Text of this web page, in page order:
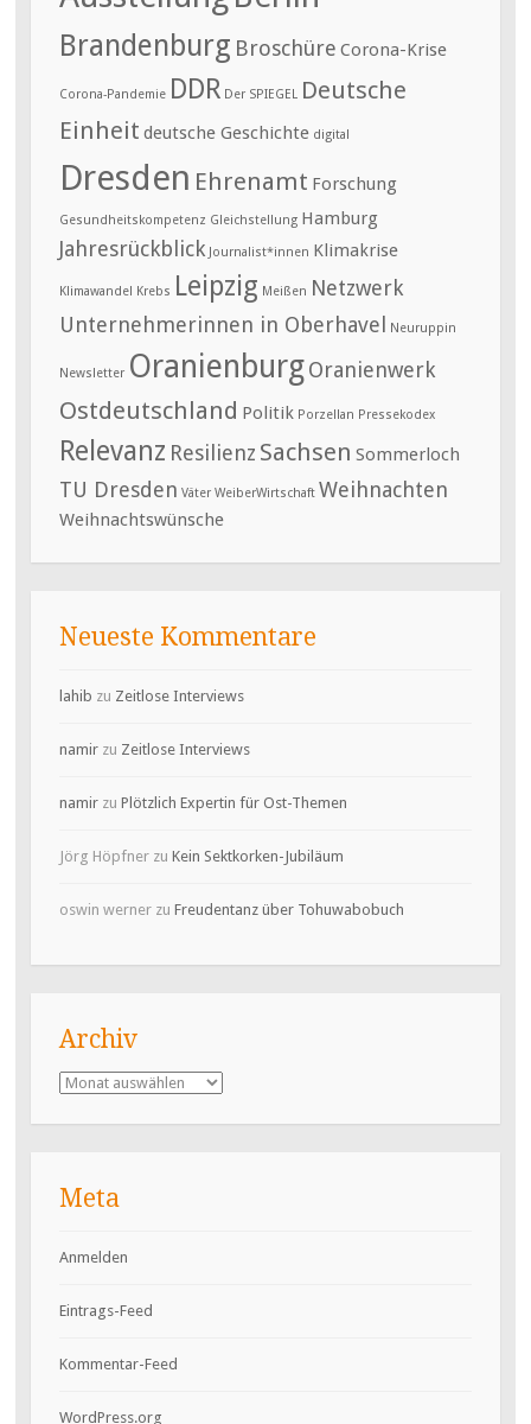
Brandenburg Broschüre Corona-Krise
Corona-Pandemie DDR Der SPIEGEL Deutsche
Einheit deutsche Geschichte digital
Dresden Ehrenamt Forschung
Gesundheitskompetenz Gleichstellung Hamburg
Jahresrückblick Journalist*innen Klimakrise
Klimawandel Krebs Leipzig Meißen Netzwerk
Unternehmerinnen in Oberhavel
Neuruppin
Newsletter OranienburgOranienwerk
Ostdeutschland Politik Porzellan Pressekodex
Relevanz Resilienz Sachsen Sommerloch
TU Dresden Väter WeiberWirtschaft Weihnachten
Weihnachtswünsche
Neueste Kommentare
lahib zu Zeitlose Interviews
namirzu Zeitlose Interviews
namirzu Plötzlich Expertin für Ost-Themen
Jörg Höpfnerzu Kein Sektkorken-Jubiläum
oswin wernerzu Freudentanz über Tohuwabobuch
Archiv
Archiv
Meta
Anmelden
Eintrags-Feed
Kommentar-Feed
WordPress.org